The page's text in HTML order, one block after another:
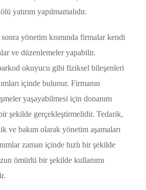
yatırım yapılmamalıdır.
yönetim kısmında firmalar kendi
ve düzenlemeler yapabilir.
okuyucu gibi fiziksel bileşenleri
içinde bulunur. Firmanın
yaşayabilmesi için donanım
şekilde gerçekleştirmelidir. Tedarik,
ve bakım olarak yönetim aşamaları
zaman içinde hızlı bir şekilde
ömürlü bir şekilde kullanımı